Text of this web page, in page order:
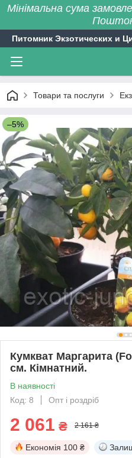
Мінімальна сума
Питомник Экзотических и
Товари та послуги
–5%
Кумкват Маргарита
см. Кімнатний.
В наявності
Код: 8
Опт і роздріб
2 061 ₴ 2 161 ₴
Економія 100 ₴